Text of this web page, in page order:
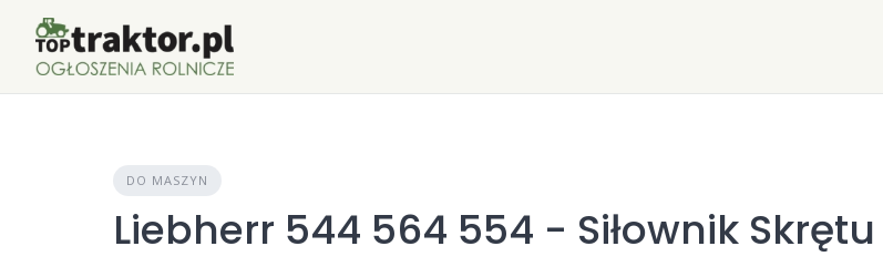
content
DO MASZYN
Liebherr 544 564 554 - Siłownik Skrętu